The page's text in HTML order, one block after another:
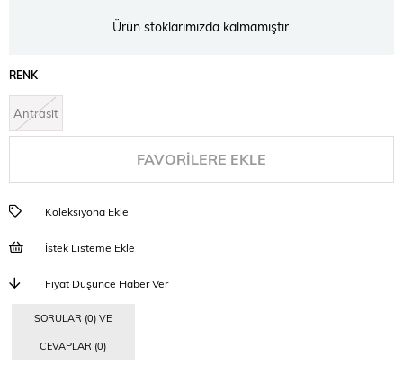
Ürün stoklarımızda kalmamıştır.
RENK
Antrasit
FAVORILERE EKLE
Koleksiyona Ekle
İstek Listeme Ekle
Fiyat Düşünce Haber Ver
SORULAR (0) VE
CEVAPLAR (0)